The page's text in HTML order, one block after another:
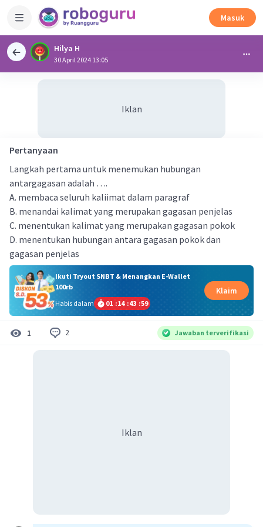
Masuk
Hilya H
30 April 2024 13:05
Iklan
Pertanyaan
Langkah pertama untuk menemukan hubungan
antargagasan adalah ….
A. membaca seluruh kaliimat dalam paragraf
B. menandai kalimat yang merupakan gagasan penjelas
C. menentukan kalimat yang merupakan gagasan pokok
D. menentukan hubungan antara gagasan pokok dan
gagasan penjelas
Ikuti Tryout SNBT & Menangkan E-Wallet
100rb
Habis dalam
01 :14 :43 :59
Klaim
1 2 Jawaban terverifikasi
Iklan